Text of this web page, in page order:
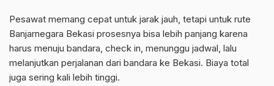
Pesawat memang cepat untuk jarak jauh, tetapi untuk rute
Banjarnegara Bekasi prosesnya bisa lebih panjang karena
harus menuju bandara, check in, menunggu jadwal, lalu
melanjutkan perjalanan dari bandara ke Bekasi. Biaya total
juga sering kali lebih tinggi.